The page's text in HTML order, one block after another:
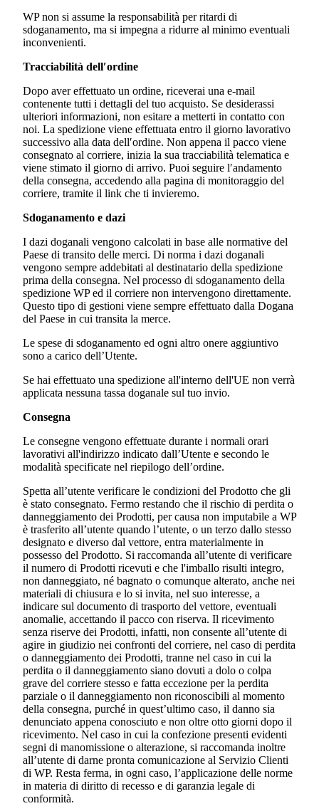
WP non si assume la responsabilità per ritardi di
sdoganamento, ma si impegna a ridurre al minimo eventuali
inconvenienti.
Tracciabilità dell′ordine
Dopo aver effettuato un ordine, riceverai una e-mail
contenente tutti i dettagli del tuo acquisto. Se desiderassi
ulteriori informazioni, non esitare a metterti in contatto con
noi. La spedizione viene effettuata entro il giorno lavorativo
successivo alla data dell′ordine. Non appena il pacco viene
consegnato al corriere, inizia la sua tracciabilità telematica e
viene stimato il giorno di arrivo. Puoi seguire l′andamento
della consegna, accedendo alla pagina di monitoraggio del
corriere, tramite il link che ti invieremo.
Sdoganamento e dazi
I dazi doganali vengono calcolati in base alle normative del
Paese di transito delle merci. Di norma i dazi doganali
vengono sempre addebitati al destinatario della spedizione
prima della consegna. Nel processo di sdoganamento della
spedizione WP ed il corriere non intervengono direttamente.
Questo tipo di gestioni viene sempre effettuato dalla Dogana
del Paese in cui transita la merce.
Le spese di sdoganamento ed ogni altro onere aggiuntivo
sono a carico dell’Utente.
Se hai effettuato una spedizione all'interno dell'UE non verrà
applicata nessuna tassa doganale sul tuo invio.
Consegna
Le consegne vengono effettuate durante i normali orari
lavorativi all'indirizzo indicato dall’Utente e secondo le
modalità specificate nel riepilogo dell’ordine.
Spetta all’utente verificare le condizioni del Prodotto che gli
è stato consegnato. Fermo restando che il rischio di perdita o
danneggiamento dei Prodotti, per causa non imputabile a WP
è trasferito all’utente quando l’utente, o un terzo dallo stesso
designato e diverso dal vettore, entra materialmente in
possesso del Prodotto. Si raccomanda all’utente di verificare
il numero di Prodotti ricevuti e che l'imballo risulti integro,
non danneggiato, né bagnato o comunque alterato, anche nei
materiali di chiusura e lo si invita, nel suo interesse, a
indicare sul documento di trasporto del vettore, eventuali
anomalie, accettando il pacco con riserva. Il ricevimento
senza riserve dei Prodotti, infatti, non consente all’utente di
agire in giudizio nei confronti del corriere, nel caso di perdita
o danneggiamento dei Prodotti, tranne nel caso in cui la
perdita o il danneggiamento siano dovuti a dolo o colpa
grave del corriere stesso e fatta eccezione per la perdita
parziale o il danneggiamento non riconoscibili al momento
della consegna, purché in quest’ultimo caso, il danno sia
denunciato appena conosciuto e non oltre otto giorni dopo il
ricevimento. Nel caso in cui la confezione presenti evidenti
segni di manomissione o alterazione, si raccomanda inoltre
all’utente di darne pronta comunicazione al Servizio Clienti
di WP. Resta ferma, in ogni caso, l’applicazione delle norme
in materia di diritto di recesso e di garanzia legale di
conformità.